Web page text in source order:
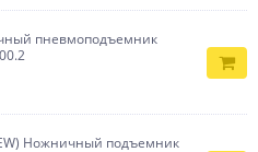
пневмоподъемник
Ножничный подъемник